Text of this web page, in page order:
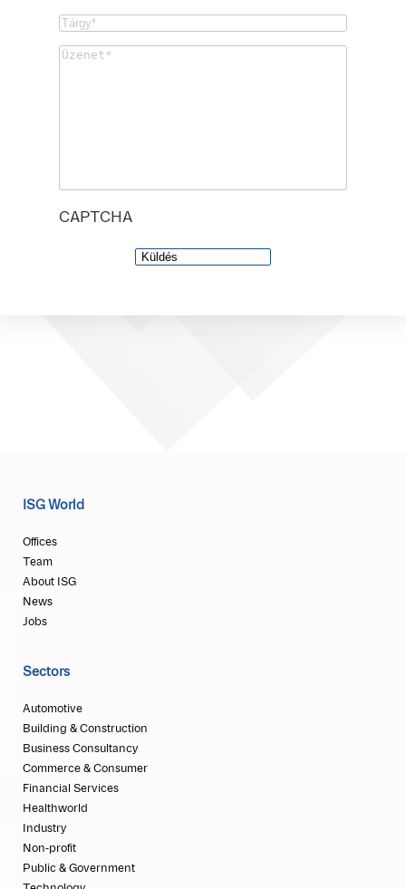
Untitled
Untitled(Kötelező)
CAPTCHA
ISG World
Offices
Team
About ISG
News
Jobs
Sectors
Automotive
Building & Construction
Business Consultancy
Commerce & Consumer
Financial Services
Healthworld
Industry
Non-profit
Public & Government